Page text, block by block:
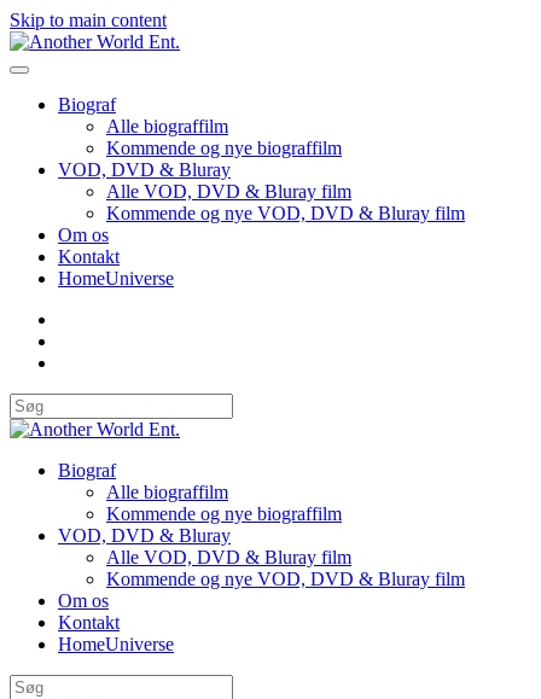
Skip to main content
Biograf
Alle biograffilm
Kommende og nye biograffilm
VOD, DVD & Bluray
Alle VOD, DVD & Bluray film
Kommende og nye VOD, DVD & Bluray film
Om os
Kontakt
HomeUniverse
Biograf
Alle biograffilm
Kommende og nye biograffilm
VOD, DVD & Bluray
Alle VOD, DVD & Bluray film
Kommende og nye VOD, DVD & Bluray film
Om os
Kontakt
HomeUniverse